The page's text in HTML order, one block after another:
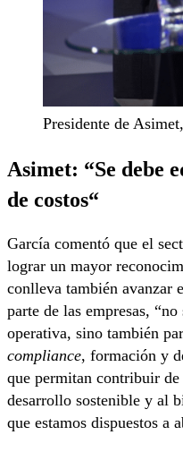
Presidente de
Asimet: “Se debe
de costos“
García comentó que el
lograr un mayor
conlleva también avanzar
parte de las empresas,
operativa, sino también
compliance, formación y
que permitan contribuir
desarrollo sostenible y al
que estamos dispuestos a